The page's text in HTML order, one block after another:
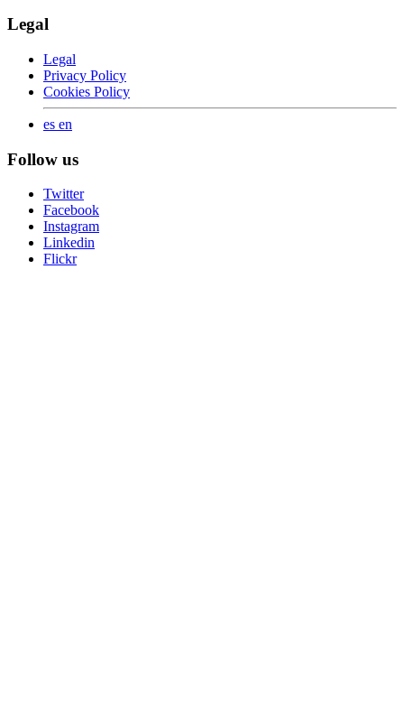
Legal
Legal
Privacy Policy
Cookies Policy
es en
Follow us
Twitter
Facebook
Instagram
Linkedin
Flickr